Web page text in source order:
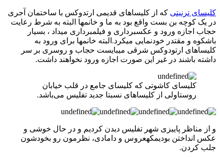
کلیسای ترنیتی که از کلیساهای قدیمی ارتدوکس با ساختمان آجری
در یک کوچه بن بست واقع بود به ما و خانمها البته به شرط رعایت
حجاب اجازه ورود و عکسبرداری و فیلمبرداری میداد ، بسیار
باشکوه و مقتدر خودنمایی میکرد.البته خانمها برای ورود به
کلیساهای ارتودوکس شرقی میبایست حجاب و روسری بر سر
داشته باشند در غیر این صورت اجازه ورود نخواهند داشت.
کلیسای کاشوتی که کلیسای جامع در قلب خیابان
روستاولی از کلیساهای نسبتا جدید تفلیس می‌باشد.
و از مناظر پاییزی شهر تفلیس دیدن کردیم و در حال خوشی و
عکس انداختن بودیمکهعروس و دامادی، نظرمون رو بخودشون
جلب کردن.